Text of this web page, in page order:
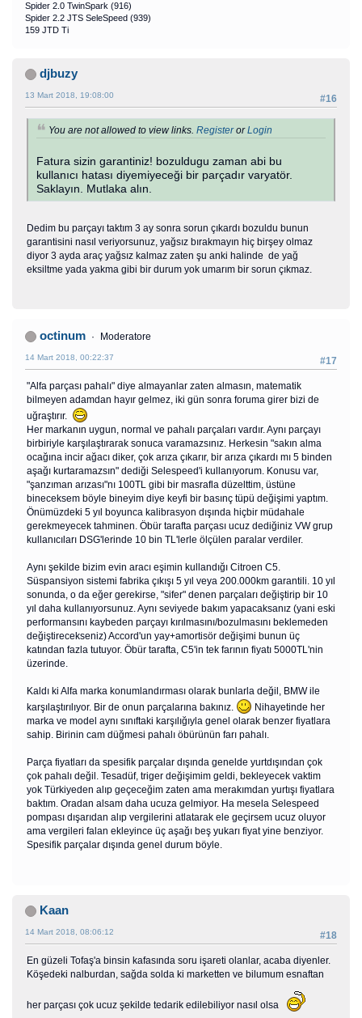
Spider 2.0 TwinSpark (916)
Spider 2.2 JTS SeleSpeed (939)
159 JTD Ti
djbuzy
#16
13 Mart 2018, 19:08:00
You are not allowed to view links. RegisterorLogin
Fatura sizin garantiniz! bozuldugu zaman abi bu
kullanıcı hatası diyemiyeceği bir parçadır varyatör.
Saklayın. Mutlaka alın.
Dedim bu parçayı taktım 3 ay sonra sorun çıkardı bozuldu bunun
garantisini nasıl veriyorsunuz, yağsız bırakmayın hiç birşey olmaz
diyor 3 ayda araç yağsız kalmaz zaten şu anki halinde de yağ
eksiltme yada yakma gibi bir durum yok umarım bir sorun çıkmaz.
octinum Moderatore
#17
14 Mart 2018, 00:22:37
"Alfa parçası pahalı" diye almayanlar zaten almasın, matematik
bilmeyen adamdan hayır gelmez, iki gün sonra foruma girer bizi de
uğraştırır.
Her markanın uygun, normal ve pahalı parçaları vardır. Aynı parçayı
birbiriyle karşılaştırarak sonuca varamazsınız. Herkesin "sakın alma
ocağına incir ağacı diker, çok arıza çıkarır, bir arıza çıkardı mı 5 binden
aşağı kurtaramazsın" dediği Selespeed'i kullanıyorum. Konusu var,
"şanzıman arızası"nı 100TL gibi bir masrafla düzelttim, üstüne
bineceksem böyle bineyim diye keyfi bir basınç tüpü değişimi yaptım.
Önümüzdeki 5 yıl boyunca kalibrasyon dışında hiçbir müdahale
gerekmeyecek tahminen. Öbür tarafta parçası ucuz dediğiniz VW grup
kullanıcıları DSG'lerinde 10 bin TL'lerle ölçülen paralar verdiler.
Aynı şekilde bizim evin aracı eşimin kullandığı Citroen C5.
Süspansiyon sistemi fabrika çıkışı 5 yıl veya 200.000km garantili. 10 yıl
sonunda, o da eğer gerekirse, "sifer" denen parçaları değiştirip bir 10
yıl daha kullanıyorsunuz. Aynı seviyede bakım yapacaksanız (yani eski
performansını kaybeden parçayı kırılmasını/bozulmasını beklemeden
değiştirecekseniz) Accord'un yay+amortisör değişimi bunun üç
katından fazla tutuyor. Öbür tarafta, C5'in tek farının fiyatı 5000TL'nin
üzerinde.
Kaldı ki Alfa marka konumlandırması olarak bunlarla değil, BMW ile
karşılaştırılıyor. Bir de onun parçalarına bakınız.
Nihayetinde her
marka ve model aynı sınıftaki karşılığıyla genel olarak benzer fiyatlara
sahip. Birinin cam düğmesi pahalı öbürünün farı pahalı.
Parça fiyatları da spesifik parçalar dışında genelde yurtdışından çok
çok pahalı değil. Tesadüf, triger değişimim geldi, bekleyecek vaktim
yok Türkiyeden alıp geçeceğim zaten ama merakımdan yurtışı fiyatlara
baktım. Oradan alsam daha ucuza gelmiyor. Ha mesela Selespeed
pompası dışarıdan alıp vergilerini atlatarak ele geçirsem ucuz oluyor
ama vergileri falan ekleyince üç aşağı beş yukarı fiyat yine benziyor.
Spesifik parçalar dışında genel durum böyle.
Kaan
#18
14 Mart 2018, 08:06:12
En güzeli Tofaş'a binsin kafasında soru işareti olanlar, acaba diyenler.
Köşedeki nalburdan, sağda solda ki marketten ve bilumum esnaftan
her parçası çok ucuz şekilde tedarik edilebiliyor nasıl olsa